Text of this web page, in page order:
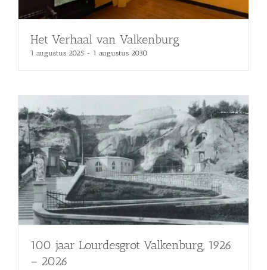
Het Verhaal van Valkenburg
1 augustus 2025 - 1 augustus 2030
100 jaar Lourdesgrot Valkenburg, 1926
– 2026